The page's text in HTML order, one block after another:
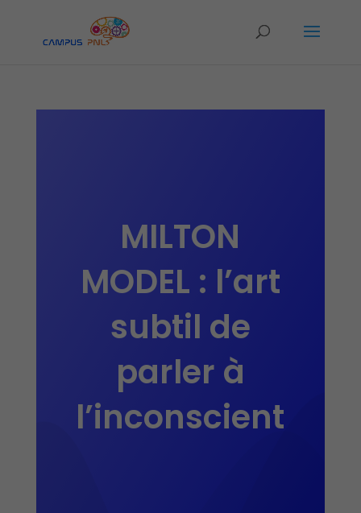
MILTON
MODEL : l’art
subtil de
parler à
l’inconscient